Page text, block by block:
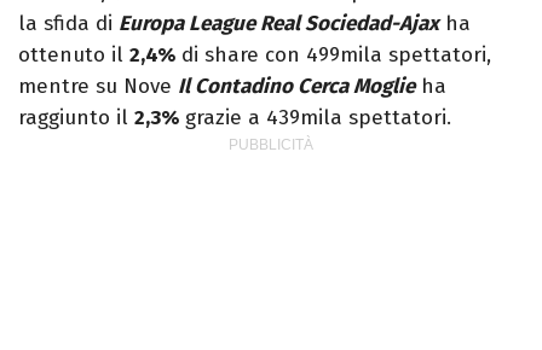
la sfida di Europa League Real Sociedad-Ajaxha
ottenuto il 2,4% di share con 499mila spettatori,
mentre su Nove Il Contadino Cerca Moglieha
raggiunto il 2,3% grazie a 439mila spettatori.